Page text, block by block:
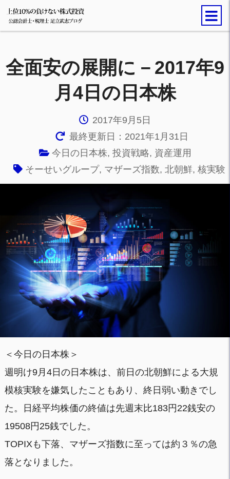
全面安の展開に－2017年9
月4日の日本株
2017年9月5日
最終更新日：2021年1月31日
今日の日本株, 投資戦略, 資産運用
そーせいグループ, マザーズ指数,北朝鮮,核実験
＜今日の日本株＞
週明け9月4日の日本株は、前日の北朝鮮による大規
模核実験を嫌気したこともあり、終日弱い動きでし
た。日経平均株価の終値は先週末比183円22銭安の
19508円25銭でした。
TOPIXも下落、マザーズ指数に至っては約３％の急
落となりました。